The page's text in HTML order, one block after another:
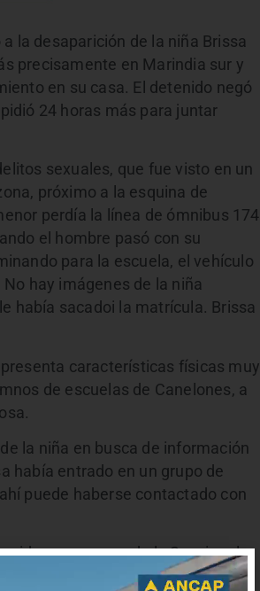
la desaparición de la niña Brissa
precisamente en Marindia sur y
en su casa. El detenido negó
24 horas más para juntar
sexuales, que fue visto en un
próximo a la esquina de
perdía la línea de ómnibus 174
el hombre pasó con su
para la escuela, el vehículo
hay imágenes de la niña
había sacadoi la matrícula. Brissa
características físicas muy
de escuelas de Canelones, a
la niña en busca de información
había entrado en un grupo de
puede haberse contactado con
con apoyo de la Seccional